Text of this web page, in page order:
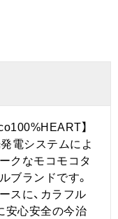
】
電システムによ
クなモコモコタ
ブランドです。
スに、カラフル
安心安全の今治